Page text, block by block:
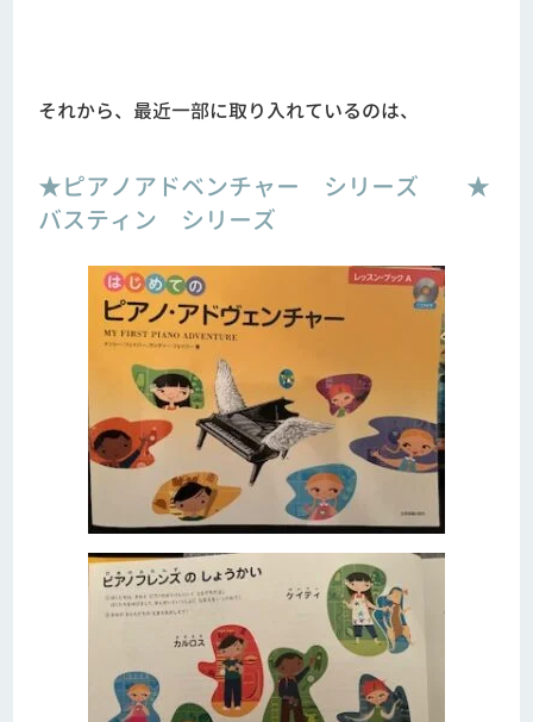
それから、最近一部に取り入れているのは、
★ピアノアドベンチャー シリーズ ★
バスティン シリーズ